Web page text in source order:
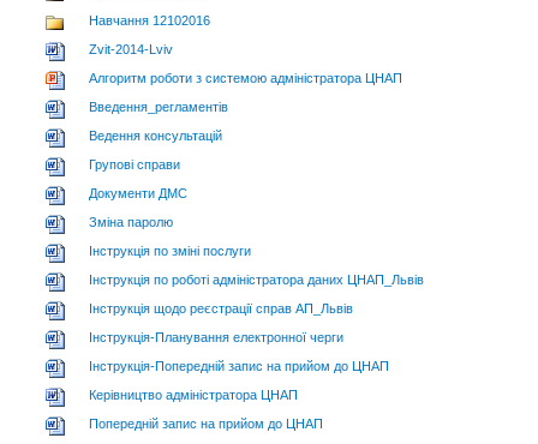
Навчання 12102016
Zvit-2014-Lviv
Алгоритм роботи з системою адміністратора ЦНАП
Введення_регламентiв
Ведення консультацій
Групові справи
Документи ДМС
Зміна паролю
Інструкція по зміні послуги
Інструкція по роботі адміністратора даних ЦНАП_Львів
Інструкція щодо реєстрації справ АП_Львів
Інструкція-Планування електронної черги
Інструкція-Попередній запис на прийом до ЦНАП
Керівництво адміністратора ЦНАП
Попередній запис на прийом до ЦНАП